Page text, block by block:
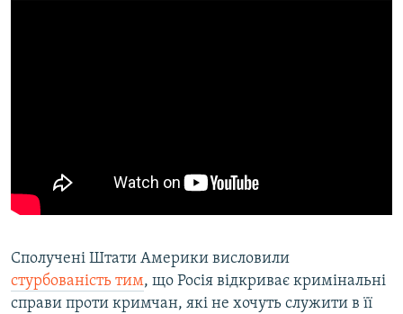
Сполучені Штати Америки висловили
стурбованість тим, що Росія відкриває кримінальні
справи проти кримчан, які не хочуть служити в її